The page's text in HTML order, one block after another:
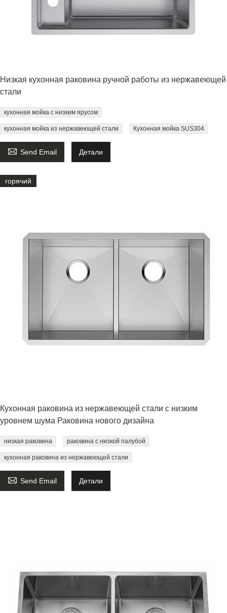
Низкая кухонная раковина ручной работы из нержавеющей
стали
кухонная мойка с низким ярусом
кухонная мойка из нержавеющей стали Кухонная мойка SUS304
 Send Email Детали
горячий
Кухонная раковина из нержавеющей стали с низким
уровнем шума Раковина нового дизайна
низкая раковина раковина с низкой палубой
кухонная раковина из нержавеющей стали
 Send Email Детали